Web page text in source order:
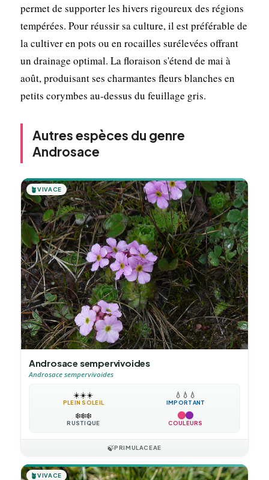
permet de supporter les hivers rigoureux des régions
tempérées. Pour réussir sa culture, il est préférable de
la cultiver en pots ou en rocailles surélevées offrant
un drainage optimal. La floraison s'étend de mai à
août, produisant ses charmantes fleurs blanches en
petits corymbes au-dessus du feuillage gris.
Autres espèces du genre
Androsace
🪴VIVACE
Androsace sempervivoides
Androsace sempervivoides
☀️☀️☀️
PLEIN SOLEIL
💧 💧 💧
IMPORTANT
❄️❄️❄️
RUSTIQUE COULEURS
🍃PRIMULACEAE
🪴VIVACE